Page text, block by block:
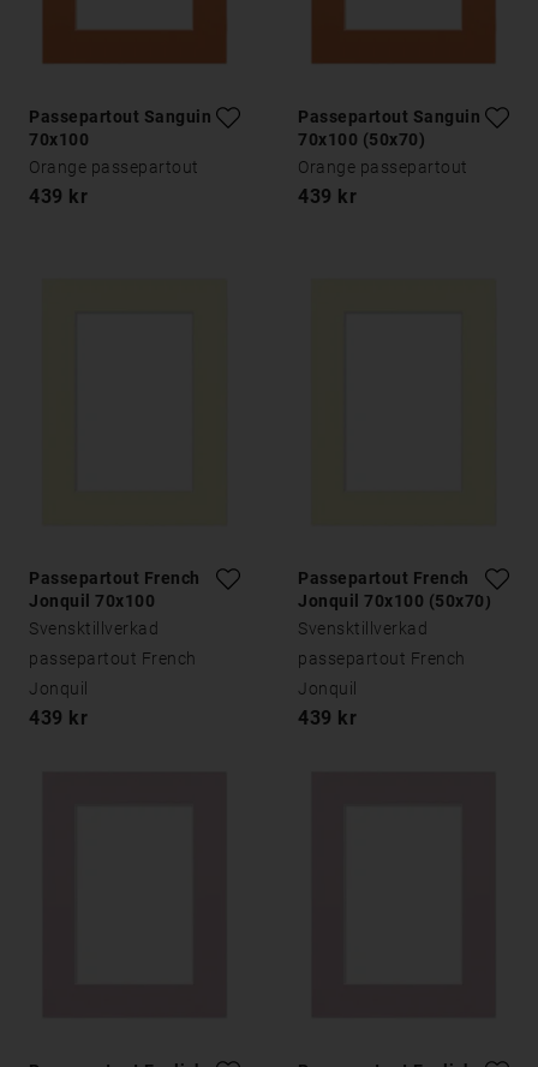
Passepartout Sanguine
70x100
Orange passepartout
439 kr
Passepartout Sanguine
70x100 (50x70)
Orange passepartout
439 kr
Passepartout French
Jonquil 70x100
Svensktillverkad
passepartout French
Jonquil
439 kr
Passepartout French
Jonquil 70x100 (50x70)
Svensktillverkad
passepartout French
Jonquil
439 kr